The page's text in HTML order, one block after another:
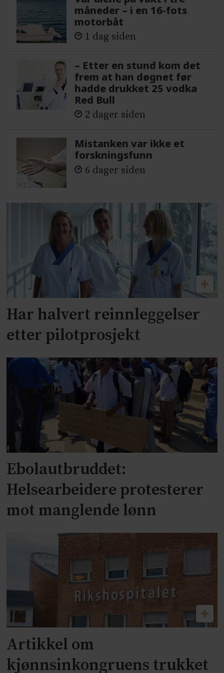
måneder – i en 16-fots
motorbåt
1 dag siden
– Etter en stund kom det
frem at han døgnet før
hadde drukket 25 vodka
Red Bull
2 dager siden
Mistanken var ikke et
forskningsfunn
6 dager siden
Har halvert reinnleggelser
etter pilotprosjekt
Ebolautbruddet:
Helsearbeidere protesterer
mot manglende lønn
Artikkel om
kjønnsinkongruens trukket